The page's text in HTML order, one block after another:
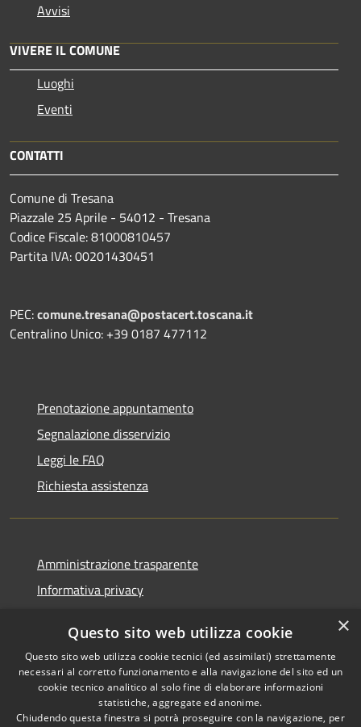
Avvisi
VIVERE IL COMUNE
Luoghi
Eventi
CONTATTI
Comune di Tresana
Piazzale 25 Aprile - 54012 - Tresana
Codice Fiscale: 81000810457
Partita IVA: 00201430451
PEC:comune.tresana@postacert.toscana.it
Centralino Unico: +39 0187 477112
Prenotazione appuntamento
Segnalazione disservizio
Leggi le FAQ
Richiesta assistenza
Amministrazione trasparente
Informativa privacy
Dichiarazione di accessibilità
RSS Copyright © 2026 • Comune di
×
Questo sito web utilizza cookie
Questo sito web utilizza cookie tecnici (ed assimilati) strettamente
necessari al corretto funzionamento e alla navigazione del sito ed un
cookie tecnico analitico al solo fine di elaborare informazioni
statistiche, aggregate ed anonime.
Chiudendo questa finestra si potrà proseguire con la navigazione, per